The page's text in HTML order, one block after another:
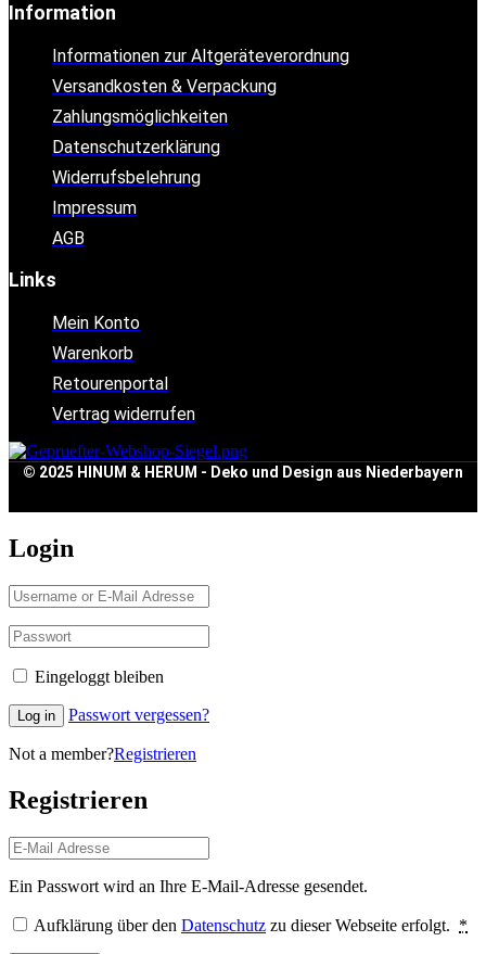
Information
Informationen zur Altgeräteverordnung
Versandkosten & Verpackung
Zahlungsmöglichkeiten
Datenschutzerklärung
Widerrufsbelehrung
Impressum
AGB
Links
Mein Konto
Warenkorb
Retourenportal
Vertrag widerrufen
© 2025 HINUM & HERUM - Deko und Design aus Niederbayern
Login
Eingeloggt bleiben
Log in Passwort vergessen?
Not a member?Registrieren
Registrieren
Ein Passwort wird an Ihre E-Mail-Adresse gesendet.
Aufklärung über den Datenschutz zu dieser Webseite erfolgt. *